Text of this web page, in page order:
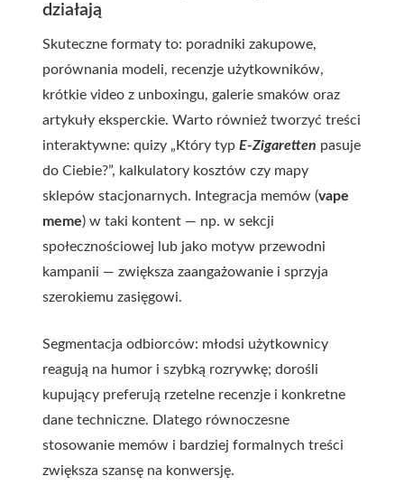
działają
Skuteczne formaty to: poradniki zakupowe,
porównania modeli, recenzje użytkowników,
krótkie video z unboxingu, galerie smaków oraz
artykuły eksperckie. Warto również tworzyć treści
interaktywne: quizy „Który typ E-Zigaretten pasuje
do Ciebie?”, kalkulatory kosztów czy mapy
sklepów stacjonarnych. Integracja memów (vape
meme) w taki kontent — np. w sekcji
społecznościowej lub jako motyw przewodni
kampanii — zwiększa zaangażowanie i sprzyja
szerokiemu zasięgowi.
Segmentacja odbiorców: młodsi użytkownicy
reagują na humor i szybką rozrywkę; dorośli
kupujący preferują rzetelne recenzje i konkretne
dane techniczne. Dlatego równoczesne
stosowanie memów i bardziej formalnych treści
zwiększa szansę na konwersję.